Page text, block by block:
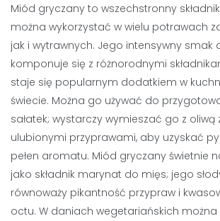
Miód gryczany to wszechstronny
można wykorzystać w wielu potrawach
jak i wytrawnych. Jego intensywny smak
komponuje się z różnorodnymi
staje się popularnym dodatkiem w
świecie. Można go używać do
sałatek; wystarczy wymieszać go z oliwą
ulubionymi przyprawami, aby uzyskać
pełen aromatu. Miód gryczany świetnie
jako składnik marynat do mięs; jego
równoważy pikantność przypraw i
octu. W daniach wegetariańskich